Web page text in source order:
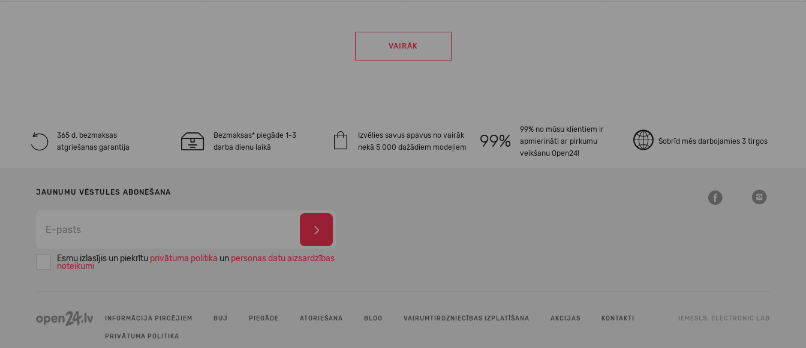
VAIRĀK
365 d. bezmaksas
atgriešanas garantija
Bezmaksas* piegāde 1-3
darba dienu laikā
Izvēlies savus apavus no vairāk
nekā 5 000 dažādiem modeļiem
99% no mūsu klientiem ir
apmierināti ar pirkumu
veikšanu Open24!
Šobrīd mēs darbojamies 3 tirgos
JAUNUMU VĒSTULES ABONĒŠANA
Esmu izlasījis un piekrītu privātuma politika un personas datu aizsardzības
noteikumi
INFORMĀCIJA PIRCĒJIEM BUJ PIEGĀDE ATGRIEŠANA BLOG VAIRUMTIRDZNIECĪBAS IZPLATĪŠANA AKCIJAS KONTAKTI
PRIVĀTUMA POLITIKA
IEMESLS: ELECTRONIC LAB